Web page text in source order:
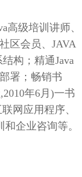
高级培训讲师、
区会员、JAVA
构；精通Java
署；畅销书
年6月)一书
网应用程序、
企业咨询等。